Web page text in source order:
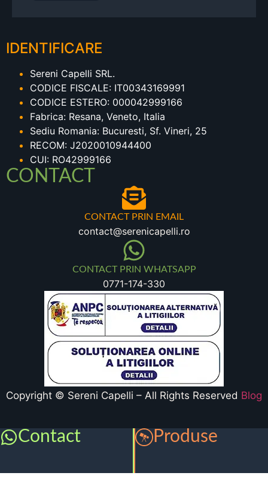
IDENTIFICARE
Sereni Capelli SRL.
CODICE FISCALE: IT00343169991
CODICE ESTERO: 000042999166
Fabrica: Resana, Veneto, Italia
Sediu Romania: Bucuresti, Sf. Vineri, 25
RECOM: J2020010944400
CUI: RO42999166
CONTACT
CONTACT PRIN EMAIL
contact@serenicapelli.ro
CONTACT PRIN WHATSAPP
0771-174-330
Copyright © Sereni Capelli – All Rights Reserved Blog
Contact Produse